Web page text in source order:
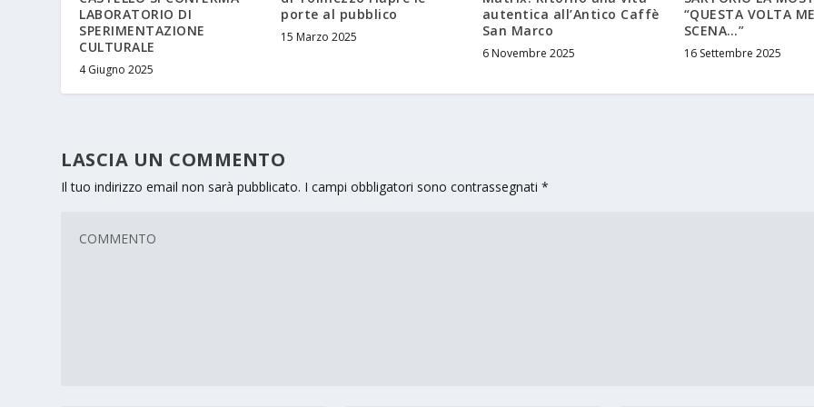
LABORATORIO DI
SPERIMENTAZIONE
CULTURALE
4 Giugno 2025
porte al pubblico
15 Marzo 2025
autentica all’Antico Caffè
San Marco
6 Novembre 2025
“QUESTA VOLTA
SCENA…”
16 Settembre 2025
LASCIA UN COMMENTO
Il tuo indirizzo email non sarà pubblicato. I campi obbligatori sono contrassegnati*